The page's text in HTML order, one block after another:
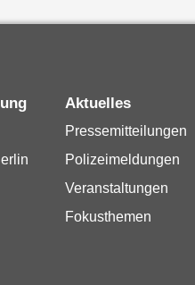
Aktuelles
Pressemitteilungen
Polizeimeldungen
Veranstaltungen
Fokusthemen